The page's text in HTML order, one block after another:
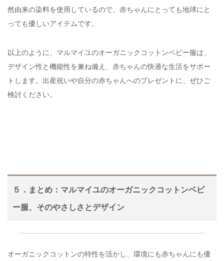
然由来の染料を使用しているので、赤ちゃんにとっても地球にと
っても優しいアイテムです。
以上のように、マルマイユのオーガニックコットンベビー服は、
デザイン性と機能性を兼ね備え、赤ちゃんの快適な生活をサポー
トします。出産祝いや自分の赤ちゃんへのプレゼントに、ぜひご
検討ください。
５．まとめ：マルマイユのオーガニックコットンベビ
ー服、そのやさしさとデザイン
オーガニックコットンの特性を活かし、環境にも赤ちゃんにも優